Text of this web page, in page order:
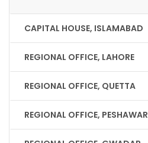
CAPITAL HOUSE, ISLAMABAD
REGIONAL OFFICE, LAHORE
REGIONAL OFFICE, QUETTA
REGIONAL OFFICE, PESHAWAR